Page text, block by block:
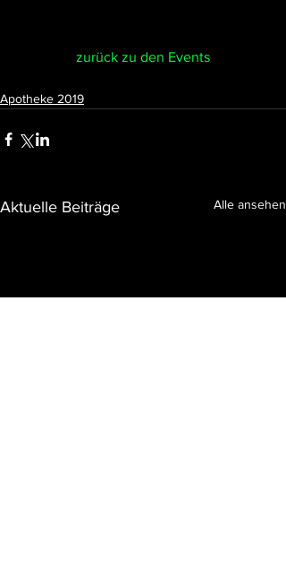
zurück zu den Events
Apotheke 2019
Aktuelle Beiträge Alle ansehen